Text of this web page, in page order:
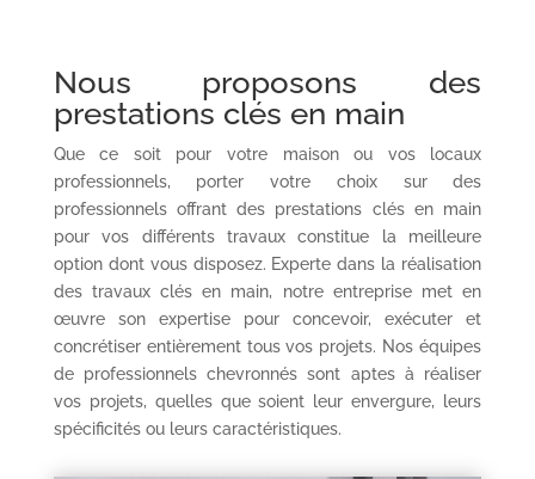
Nous proposons des
prestations clés en main
Que ce soit pour votre maison ou vos locaux
professionnels, porter votre choix sur des
professionnels offrant des prestations clés en main
pour vos différents travaux constitue la meilleure
option dont vous disposez. Experte dans la réalisation
des travaux clés en main, notre entreprise met en
œuvre son expertise pour concevoir, exécuter et
concrétiser entièrement tous vos projets. Nos équipes
de professionnels chevronnés sont aptes à réaliser
vos projets, quelles que soient leur envergure, leurs
spécificités ou leurs caractéristiques.